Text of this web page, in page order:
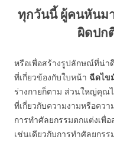
ทุกวันนี้ ผู้คนหันม
ผิดปก
หรือเพื่อสร้างรูปลักษณ์ที่น่า
ที่เกี่ยวข้องกับใบหน้า ฉีดไข
ร่างกายก็ตาม ส่วนใหญ่คุณ
ที่เกี่ยวกับความงามหรือคว
การทำศัลยกรรมตกแต่งเพื่
เช่นเดียวกับการทำศัลยกร